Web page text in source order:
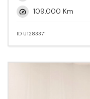
109.000 Km
ID U1283371